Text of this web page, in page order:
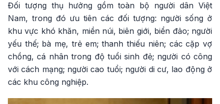
Đối tượng thụ hưởng gồm toàn bộ người dân Việt
Nam, trong đó ưu tiên các đối tượng: người sống ở
khu vực khó khăn, miền núi, biên giới, biển đảo; người
yếu thế; bà mẹ, trẻ em; thanh thiếu niên; các cặp vợ
chồng, cá nhân trong độ tuổi sinh đẻ; người có công
với cách mạng; người cao tuổi; người di cư, lao động ở
các khu công nghiệp.